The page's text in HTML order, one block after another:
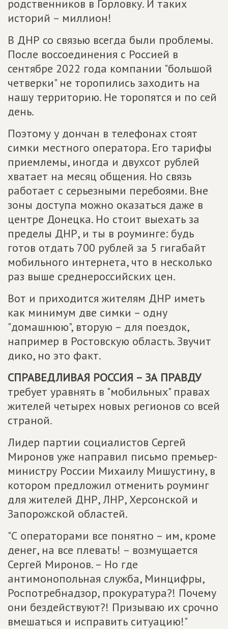
родственников в Горловку. И таких
историй – миллион!
В ДНР со связью всегда были проблемы.
После воссоединения с Россией в
сентябре 2022 года компании "большой
четверки" не торопились заходить на
нашу территорию. Не торопятся и по сей
день.
Поэтому у дончан в телефонах стоят
симки местного оператора. Его тарифы
приемлемы, иногда и двухсот рублей
хватает на месяц общения. Но связь
работает с серьезными перебоями. Вне
зоны доступа можно оказаться даже в
центре Донецка. Но стоит выехать за
пределы ДНР, и ты в роуминге: будь
готов отдать 700 рублей за 5 гигабайт
мобильного интернета, что в несколько
раз выше среднероссийских цен.
Вот и приходится жителям ДНР иметь
как минимум две симки – одну
"домашнюю", вторую – для поездок,
например в Ростовскую область. Звучит
дико, но это факт.
СПРАВЕДЛИВАЯ РОССИЯ – ЗА ПРАВДУ
требует уравнять в "мобильных" правах
жителей четырех новых регионов со всей
страной.
Лидер партии социалистов Сергей
Миронов уже направил письмо премьер-
министру России Михаилу Мишустину, в
котором предложил отменить роуминг
для жителей ДНР, ЛНР, Херсонской и
Запорожской областей.
"С операторами все понятно – им, кроме
денег, на все плевать! – возмущается
Сергей Миронов. – Но где
антимонопольная служба, Минцифры,
Роспотребнадзор, прокуратура?! Почему
они бездействуют?! Призываю их срочно
вмешаться и исправить ситуацию!"